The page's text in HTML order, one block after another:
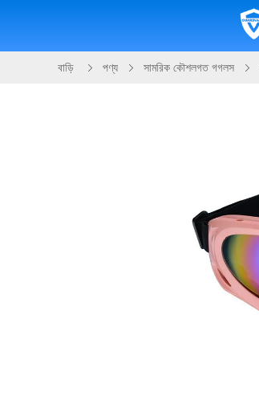
বাড়ি পণ্য সামরিক কৌশলগত গগলস